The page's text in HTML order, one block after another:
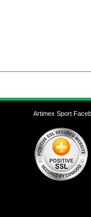
Artimex Sport